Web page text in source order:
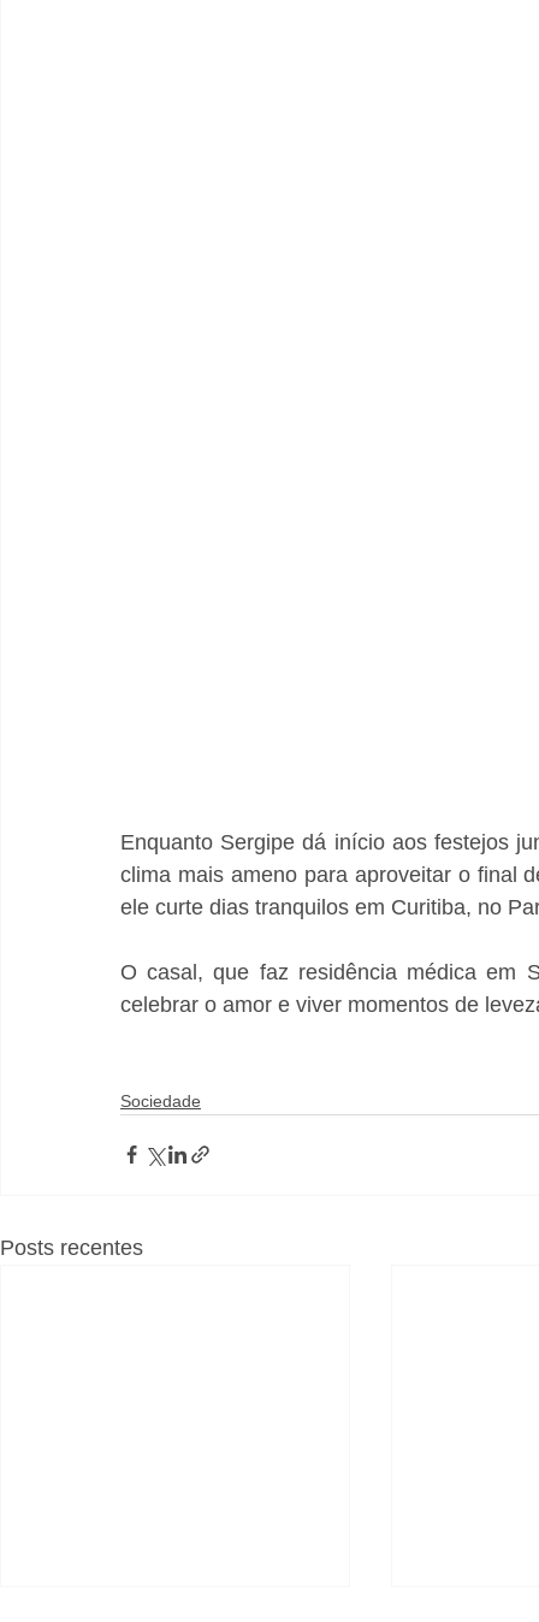
Enquanto Sergipe dá início aos festejos
clima mais ameno para aproveitar o final
ele curte dias tranquilos em Curitiba, no
O casal, que faz residência médica em
celebrar o amor e viver momentos de
Sociedade
Posts recentes